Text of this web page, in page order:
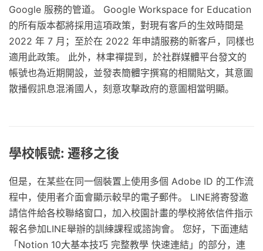
Google 服務的管道。 Google Workspace for Education
的所有版本都將採用這項政策，對現有客戶的生效時間是
2022 年 7 月；至於在 2022 年申請服務的新客戶，同樣也
適用此政策。 此外，林聿禪提到，於社群媒體平台發文的
帳號也為近期開設，並發表簡體字撰寫的相關貼文，其意圖
散播假訊息混淆國人，刻意攻擊政府的意圖相當明顯。
學校帳號: 遷移之後
但是，在某些在同一個裝置上使用多個 Adobe ID 的工作流
程中，使用者介面會顯示較早的電子郵件。 LINE將寄發邀
請信件給各校聯絡窗口，加入校園計畫的學校將依信件指示
報名參加LINE舉辦的訓練課程或諮詢會。 您好，下面連結
「Notion 10大基本技巧 完整教學 快速連結」的部分，連